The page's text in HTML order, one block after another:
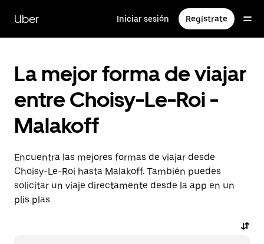
contenido
principal
Uber Iniciar sesión Regístrate
La mejor forma de viajar
entre Choisy-Le-Roi -
Malakoff
Encuentra las mejores formas de viajar desde
Choisy-Le-Roi hasta Malakoff. También puedes
solicitar un viaje directamente desde la app en un
plis plas.